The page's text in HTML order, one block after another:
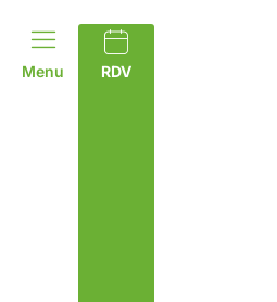
Menu RDV